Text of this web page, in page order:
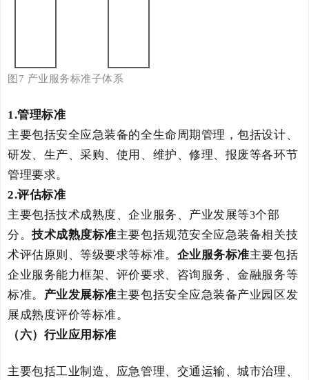
图 7 产业 服务标准子体系
1.管理标准
主要包括安全应急装备的全生命周期管理 ，包括设计、
研发、 生产、采购、使用、维护、修理、报废等各环节
管理要求。
2.评估标准
主要包括技术成熟度、企业服务、产业发展等3个部
分。技术成熟度标准主要包括规范安全应急装备相关技
术评估原则、等级要求等标准。 企业服务标准主要包括
企业服务能力框架、评价要求、咨询服务、金融服务等
标准。 产业发展标准主要包括安全应急装备产业园区发
展成熟度评价等标准。
（六） 行业应用标准
主要包括工业制造、应急管理、交通运输、城市治理、